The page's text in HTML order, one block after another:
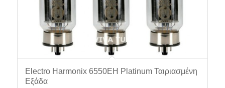
Electro Harmonix 6550EH Platinum Ταιριασμένη
Εξάδα